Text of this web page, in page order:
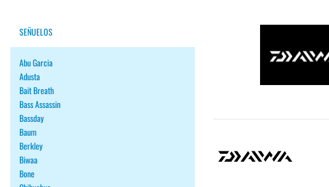
SEÑUELOS
Abu Garcia
Adusta
Bait Breath
Bass Assassin
Bassday
Baum
Berkley
Biwaa
Bone